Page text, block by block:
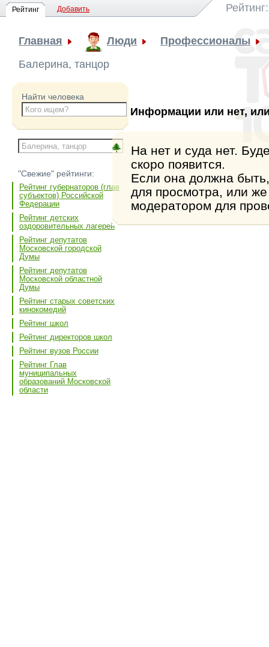
Рейтинг Добавить
Главная Люди Профессионалы
Балерина, танцор
Найти человека
"Свежие" рейтинги:
Рейтинг губернаторов (глав
субъектов) Российской
Федерации
Рейтинг детских
оздоровительных лагерей
Рейтинг депутатов
Московской городской
Думы
Рейтинг депутатов
Московской областной
Думы
Рейтинг старых советских
кинокомедий
Рейтинг школ
Рейтинг директоров школ
Рейтинг вузов России
Рейтинг Глав
муниципальных
образований Московской
области
Информации или нет,
На нет и суда нет.
скоро появится.
Если она должна
для просмотра, или
модератором для